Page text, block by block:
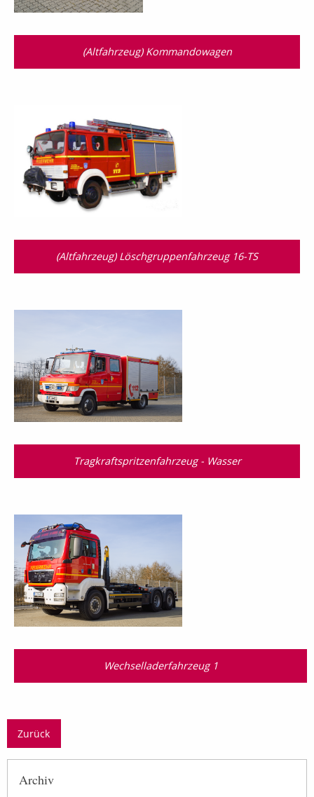
(Altfahrzeug) Kommandowagen
(Altfahrzeug) Löschgruppenfahrzeug 16-TS
Tragkraftspritzenfahrzeug - Wasser
Wechselladerfahrzeug 1
Zurück
Archiv